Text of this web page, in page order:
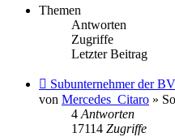
Themen
Antworten
Zugriffe
Letzter Beitrag
Subunternehmer der
von Mercedes_Citaro »
4Antworten
17114 Zugriffe